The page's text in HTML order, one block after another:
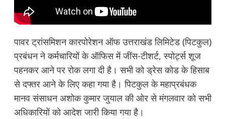
पावर ट्रांसमिशन कारपोरेशन ऑफ उत्तराखंड लिमिटेड (पिटकुल)
प्रबंधन ने कर्मचारियों के ऑफिस में जींस-टीशर्ट, स्पोर्ट्स शूज
पहनकर आने पर रोक लगा दी है। सभी को ड्रेस कोड के हिसाब
से दफ्तर आने के लिए कहा गया है। पिटकुल के महाप्रबंधक
मानव संसाधन अशोक कुमार जुयाल की ओर से मंगलवार को सभी
अधिकारियों को आदेश जारी किया गया है।